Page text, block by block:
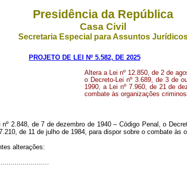
Presidência da República
Casa Civil
Secretaria Especial para Assuntos
PROJETO DE LEI Nº 5.582, DE 2025
Altera a Lei nº 12.850, de 2 de
o Decreto-Lei nº 3.689, de 3 de
1990, a Lei nº 7.960, de 21 de
combate às organizações
2.848, de 7 de dezembro de 1940 – Código Penal, o
de 11 de julho de 1984, para dispor sobre o combate às
alterações: